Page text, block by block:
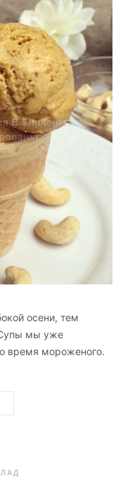
осени, тем
мы уже
время мороженого.